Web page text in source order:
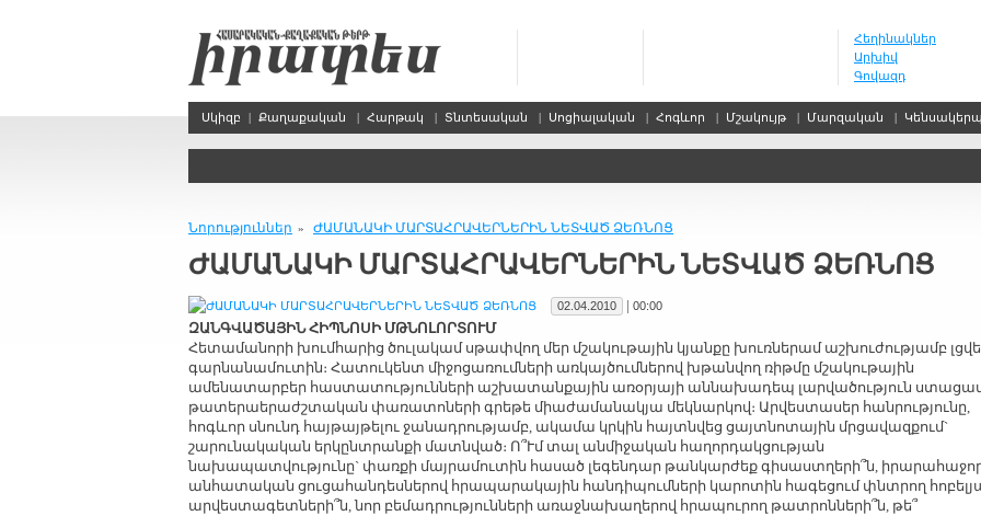
Հեղինակներ
Արխիվ
Գովազդ
Սկիզբ | Քաղաքական | Հարթակ | Տնտեսական | Սոցիալական | Հոգևոր | Մշակույթ | Մարզական | Կենսակերպ
Նորություններ » ԺԱՄԱՆԱԿԻ ՄԱՐՏԱՀՐԱՎԵՐՆԵՐԻՆ ՆԵՏՎԱԾ ՁԵՌՆՈՑ
ԺԱՄԱՆԱԿԻ ՄԱՐՏԱՀՐԱՎԵՐՆԵՐԻՆ ՆԵՏՎԱԾ ՁԵՌՆՈՑ
02.04.2010 | 00:00
ԶԱՆԳՎԱԾԱՅԻՆ ՀԻՊՆՈՍԻ ՄԹՆՈԼՈՐՏՈՒՄ
Հետամանորի խումհարից ծուլակամ սթափվող մեր մշակութային կյանքը խուռներամ աշխուժությամբ
գարնանամուտին։ Հատուկենտ միջոցառումների առկայծումներով խթանվող ռիթմը մշակութային
ամենատարբեր հաստատությունների աշխատանքային առօրյայի աննախադեպ լարվածություն ստացավ
թատերաերաժշտական փառատոների գրեթե միաժամանակյա մեկնարկով։ Արվեստասեր հանրությունը,
հոգևոր սնունդ հայթայթելու ջանադրությամբ, ակամա կրկին հայտնվեց ցայտնոտային մրցավազքում`
շարունակական երկընտրանքի մատնված։ Ո՞Ւմ տալ անմիջական հաղորդակցության
նախապատվությունը` փառքի մայրամուտին հասած լեգենդար թանկարժեք գիսաստղերի՞ն,
անհատական ցուցահանդեսներով հրապարակային հանդիպումների կարոտին հագեցում փնտրող
արվեստագետների՞ն, նոր բեմադրությունների առաջնախաղերով հրապուրող թատրոնների՞ն, թե՞